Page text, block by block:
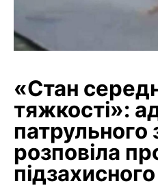
«Стан
тяжкості»:
патрульного
розповіла
підзахисного